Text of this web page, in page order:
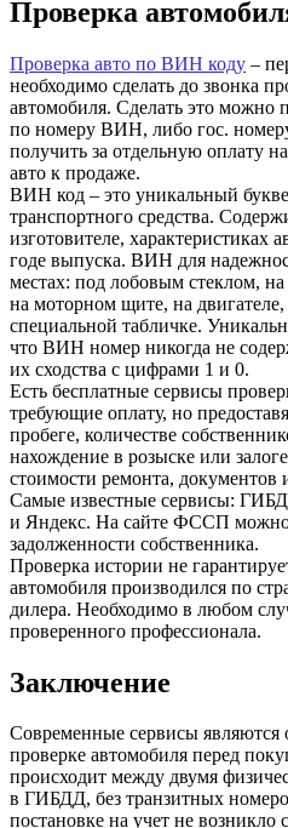
Проверка
Проверка авто по ВИН коду –
необходимо сделать до звонка
автомобиля. Сделать это можно
по номеру ВИН, либо гос.
получить за отдельную оплату
авто к продаже.
ВИН код – это уникальный
транспортного средства.
изготовителе, характеристиках
годе выпуска. ВИН для
местах: под лобовым стеклом,
на моторном щите, на
специальной табличке.
что ВИН номер никогда не
их сходства с цифрами 1 и 0.
Есть бесплатные сервисы
требующие оплату, но
пробеге, количестве
нахождение в розыске или
стоимости ремонта, документов
Самые известные сервисы:
и Яндекс. На сайте ФССП можно
задолженности собственника.
Проверка истории не
автомобиля производился по
дилера. Необходимо в любом
проверенного профессионала.
Заключение
Современные сервисы
проверке автомобиля перед
происходит между двумя
в ГИБДД, без транзитных
постановке на учет не возникло